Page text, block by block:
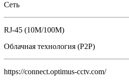
Сеть
RJ-45 (10M/100M)
Облачная технология (P2P)
https://connect.optimus-cctv.com/